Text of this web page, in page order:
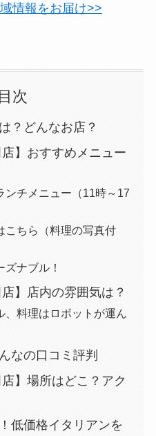
情報をお届け>>
目次
？どんなお店？
店】おすすめメニュー
ンチメニュー（11時～17
こちら（料理の写真付
ナブル！
】店内の雰囲気は？
料理はロボットが運ん
なの口コミ評判
】場所はどこ？アク
低価格イタリアンを